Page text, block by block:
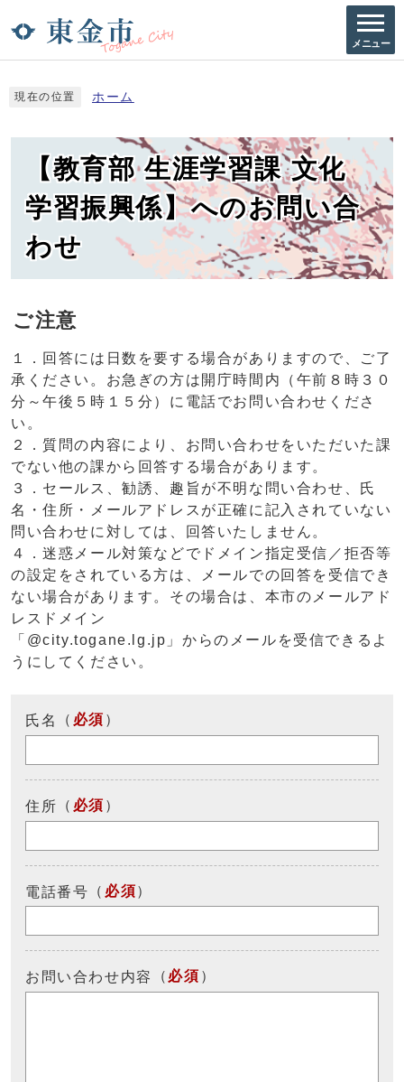
メニュー
現在の位置 ホーム
【教育部 生涯学習課 文化
学習振興係】へのお問い合
わせ
ご注意
１．回答には日数を要する場合がありますので、ご了
承ください。お急ぎの方は開庁時間内（午前８時３０
分～午後５時１５分）に電話でお問い合わせくださ
い。
２．質問の内容により、お問い合わせをいただいた課
でない他の課から回答する場合があります。
３．セールス、勧誘、趣旨が不明な問い合わせ、氏
名・住所・メールアドレスが正確に記入されていない
問い合わせに対しては、回答いたしません。
４．迷惑メール対策などでドメイン指定受信／拒否等
の設定をされている方は、メールでの回答を受信でき
ない場合があります。その場合は、本市のメールアド
レスドメイン
「@city.togane.lg.jp」からのメールを受信できるよ
うにしてください。
氏名 （ 必須 ）
住所 （ 必須 ）
電話番号 （ 必須）
お問い合わせ内容 （ 必須 ）